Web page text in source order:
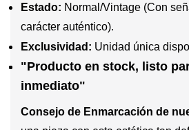
Estado: Normal/Vintage (Con
carácter auténtico).
Exclusividad: Unidad única
"Producto en stock, listo
inmediato"
Consejo de Enmarcación de